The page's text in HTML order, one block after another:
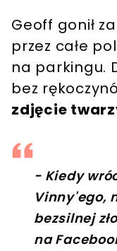
Geoff gonił
przez całe
na parkingu.
bez
zdjęcie
- Kiedy
Vinny'ego,
bezsilnej
na